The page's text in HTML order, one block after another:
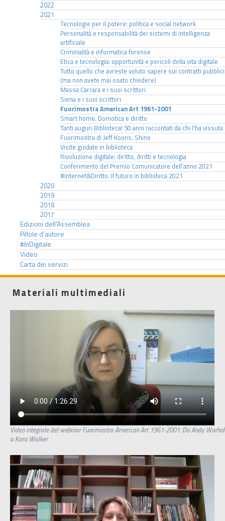
2022
2021
Tecnologie per il potere: politica e social network
Personalità e responsabilità dei sistemi di intelligenza
artificiale
Criminalità e informatica forense
Etica e tecnologia: opportunità e pericoli della vita digitale
Tutto quello che avreste voluto sapere sui contratti pubblici
(ma non avete mai osato chiedere)
Massa Carrara e i suoi scrittori
Siena e i suoi scrittori
Fuorimostra American Art 1961-2001
Smart home. Domotica e diritto
Tanti auguri Biblioteca! 50 anni raccontati da chi l'ha vissuta
Fuorimostra di Jeff Koons. Shine
Visite guidate in biblioteca
Rivoluzione digitale: diritto, diritti e tecnologia
Conferimento del Premio Comunicatore dell’anno 2021
#Internet&Diritto. Il futuro in biblioteca 2021
2020
2019
2018
2017
Edizioni dell'Assemblea
Pillole d'autore
#InDigitale
Video
Carta dei servizi
Materiali multimediali
Video integrale del webinar Fuorimostra American Art 1961-2001. Da Andy Warhol
a Kara Walker